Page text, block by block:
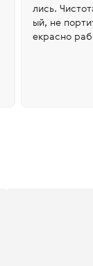
лись.
ый, не
екрасно